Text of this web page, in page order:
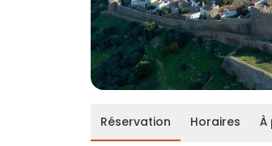
Réservation Horaires À